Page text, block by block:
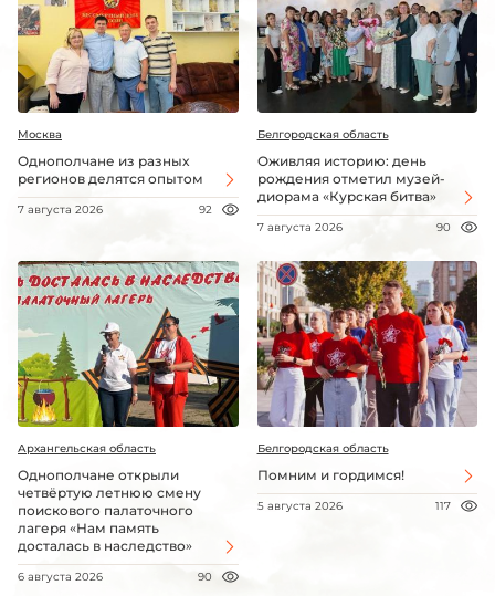
Москва
Однополчане из разных
регионов делятся опытом
7 августа 2026 92
Белгородская область
Оживляя историю: день
рождения отметил музей-
диорама «Курская битва»
7 августа 2026 90
Архангельская область
Однополчане открыли
четвёртую летнюю смену
поискового палаточного
лагеря «Нам память
досталась в наследство»
6 августа 2026 90
Белгородская область
Помним и гордимся!
5 августа 2026 117